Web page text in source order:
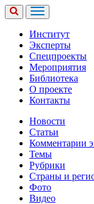
Институт
Эксперты
Спецпроекты
Мероприятия
Библиотека
О проекте
Контакты
Новости
Статьи
Комментарии
Темы
Рубрики
Страны и
Фото
Видео